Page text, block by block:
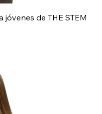
de THE STEM